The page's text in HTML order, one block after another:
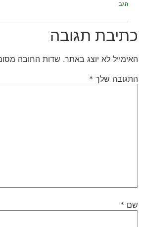
הגב
כתיבת תגובה
האימייל לא יוצג באתר. שדות החובה
התגובה שלך *
שם *